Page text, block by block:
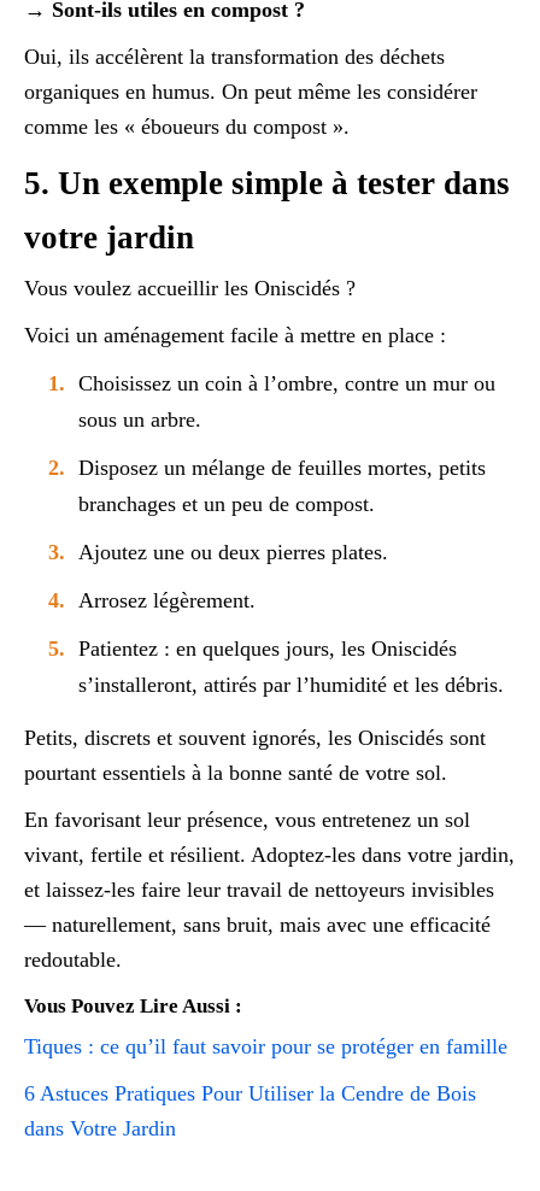
→ Sont-ils utiles en compost ?
Oui, ils accélèrent la transformation des déchets
organiques en humus. On peut même les considérer
comme les « éboueurs du compost ».
5. Un exemple simple à tester dans
votre jardin
Vous voulez accueillir les Oniscidés ?
Voici un aménagement facile à mettre en place :
Choisissez un coin à l’ombre, contre un mur ou
sous un arbre.
Disposez un mélange de feuilles mortes, petits
branchages et un peu de compost.
Ajoutez une ou deux pierres plates.
Arrosez légèrement.
Patientez : en quelques jours, les Oniscidés
s’installeront, attirés par l’humidité et les débris.
Petits, discrets et souvent ignorés, les Oniscidés sont
pourtant essentiels à la bonne santé de votre sol.
En favorisant leur présence, vous entretenez un sol
vivant, fertile et résilient. Adoptez-les dans votre jardin,
et laissez-les faire leur travail de nettoyeurs invisibles
— naturellement, sans bruit, mais avec une efficacité
redoutable.
Vous Pouvez Lire Aussi :
Tiques : ce qu’il faut savoir pour se protéger en famille
6 Astuces Pratiques Pour Utiliser la Cendre de Bois
dans Votre Jardin